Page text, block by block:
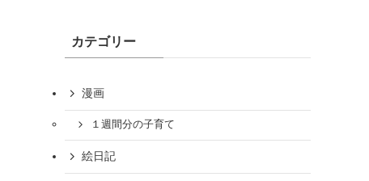
カテゴリー
漫画
１週間分の子育て
絵日記